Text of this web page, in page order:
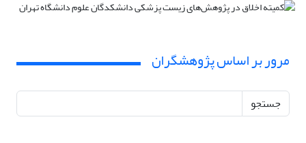
مرور بر اساس پژوهشگران
جستجو